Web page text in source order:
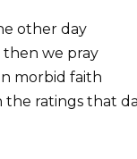
other day
then we pray
morbid faith
the ratings that